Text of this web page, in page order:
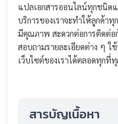
แปลเอกสารออนไลน์ทุกชนิด
บริการของเราจะทำให้ลูกค้า
มีคุณภาพ สะดวกต่อการติดต่อ
สอบถามรายละเอียดต่าง ๆ ใ
เว็บไซต์ของเราได้ตลอดทุกที่
สารบัญเนื้อหา